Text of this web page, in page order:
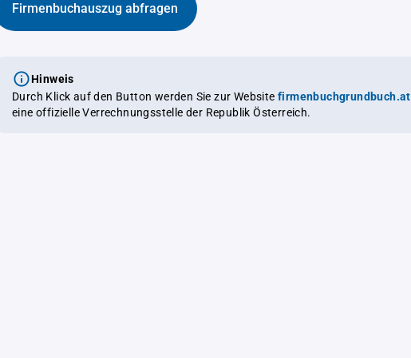
Firmenbuchauszug abfragen
Hinweis
Durch Klick auf den Button werden Sie zur Website firmenbuchgrundbuch.at
eine offizielle Verrechnungsstelle der Republik Österreich.